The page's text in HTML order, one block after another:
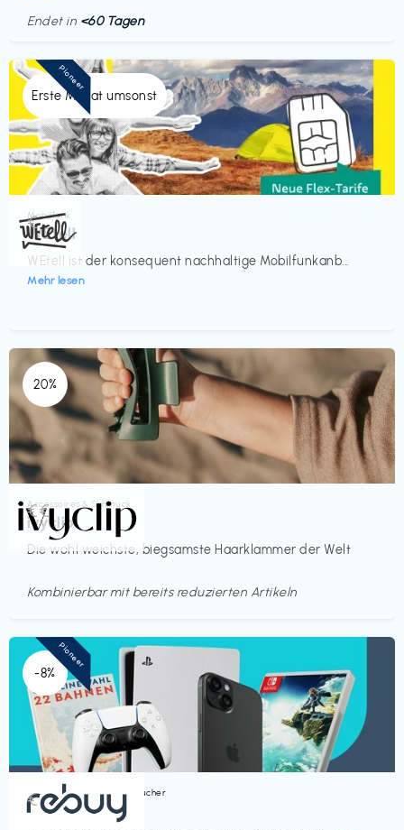
Endet in <60 Tagen
Erste Monat umsonst
Mobilfunk
WEtell
WEtell ist der konsequent nachhaltige Mobilfunkanb...
Mehr lesen
€‎
Pioneer
20%
Accessoires & Schmuck
ivyclip
Die wohl weichste, biegsamste Haarklammer der Welt
€€‎
Kombinierbar mit bereits reduzierten Artikeln
-8%
Bücher, Magazine & Hörbücher
rebuy
€‎
Pioneer